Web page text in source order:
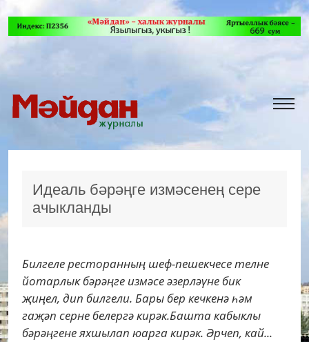
Идеаль бәрәңге измәсенең сере
ачыкланды
Билгеле ресторанның шеф-пешекчесе телне
йотарлык бәрәңге измәсе әзерләүне бик
җиңел, дип билгели. Бары бер кечкенә һәм
гаҗәп серне белергә кирәк.Башта кабыклы
бәрәңгене яхшылап юарга кирәк. Әрчеп, кай...